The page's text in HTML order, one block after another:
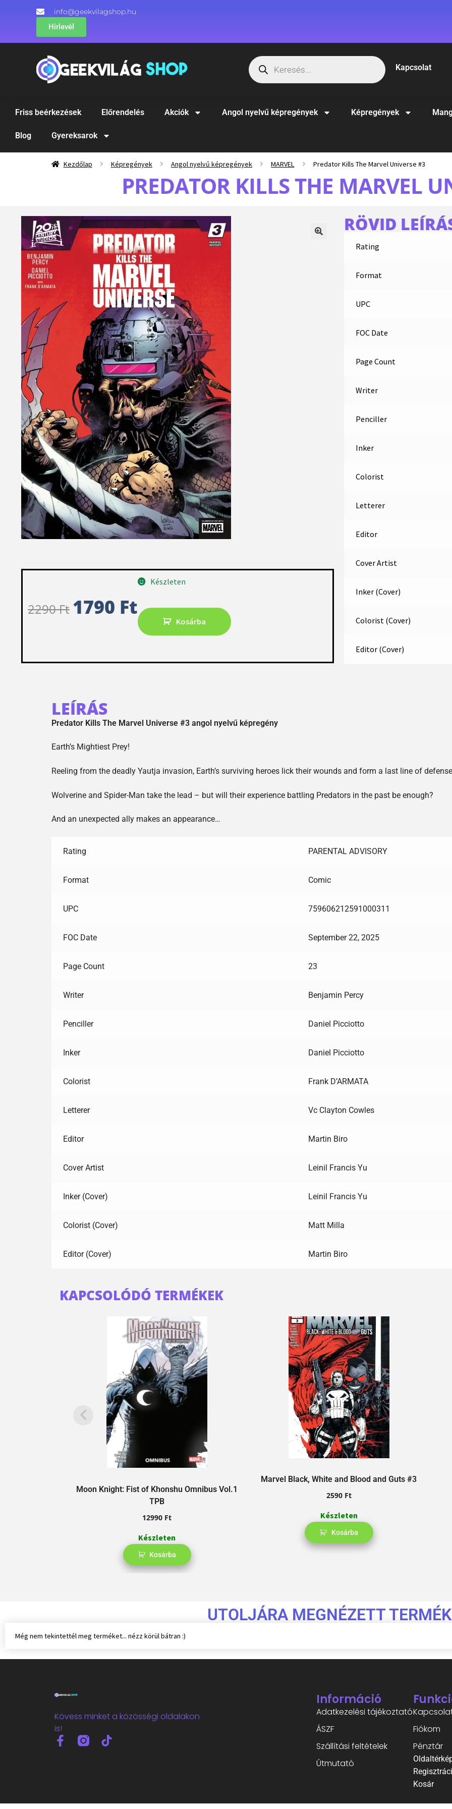
info@geekvilagshop.hu
Hírlevél
Kapcsolat
Friss beérkezések Előrendelés Akciók Angol nyelvű képregények Képregények
Blog Gyereksarok
Kezdőlap Képregények Angol nyelvű képregények MARVEL Predator Kills The Marvel Universe #3
PREDATOR KILLS THE MARVEL
2290Ft 1790 Ft
Készleten
Kosárba
RÖVID
Rating
Format
UPC
FOC Date
Page Count
Writer
Penciller
Inker
Colorist
Letterer
Editor
Cover Artist
Inker (Cover)
Colorist (Cover)
Editor (Cover)
LEÍRÁS
Predator Kills The Marvel Universe #3 angol nyelvű képregény
Earth’s Mightiest Prey!
Reeling from the deadly Yautja invasion, Earth’s surviving heroes lick their wounds and form a last line of
Wolverine and Spider-Man take the lead – but will their experience battling Predators in the past be enough?
And an unexpected ally makes an appearance…
Rating PARENTAL ADVISORY
Format Comic
UPC 759606212591000311
FOC Date September 22, 2025
Page Count 23
Writer Benjamin Percy
Penciller Daniel Picciotto
Inker Daniel Picciotto
Colorist Frank D’ARMATA
Letterer Vc Clayton Cowles
Editor Martin Biro
Cover Artist Leinil Francis Yu
Inker (Cover) Leinil Francis Yu
Colorist (Cover) Matt Milla
Editor (Cover) Martin Biro
KAPCSOLÓDÓ TERMÉKEK
Moon Knight: Fist of Khonshu Omnibus Vol.1
TPB
12990 Ft
Készleten
Kosárba
Marvel Black, White and Blood and Guts #3
2590 Ft
Készleten
Kosárba
UTOLJÁRA MEGNÉZETT
Még nem tekintettél meg terméket... nézz körül bátran :)
Kövess minket a közösségi oldalakon
is!
Információ
Adatkezelési tájékoztató
ÁSZF
Szállítási feltételek
Útmutató
Fiókom
Pénztár
Kosár